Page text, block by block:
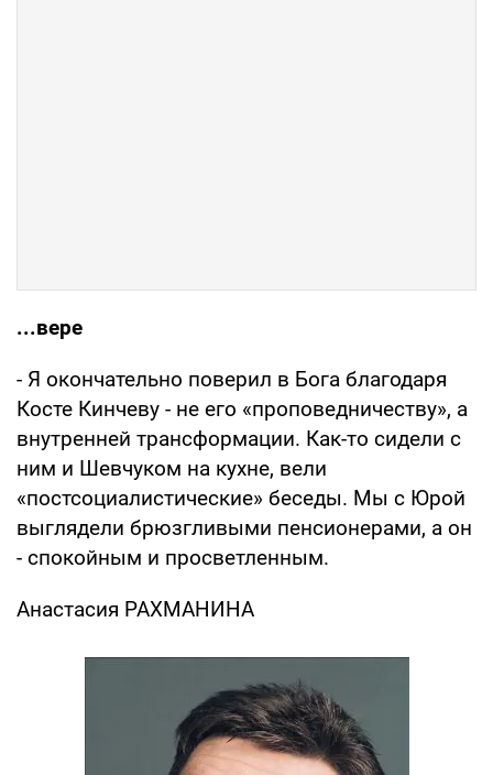
...вере
- Я окончательно поверил в Бога благодаря
Косте Кинчеву - не его «проповедничеству», а
внутренней трансформации. Как-то сидели с
ним и Шевчуком на кухне, вели
«постсоциалистические» беседы. Мы с Юрой
выглядели брюзгливыми пенсионерами, а он
- спокойным и просветленным.
Анастасия РАХМАНИНА